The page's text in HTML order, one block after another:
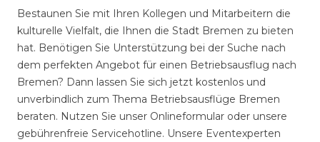
Bestaunen Sie mit Ihren Kollegen und Mitarbeitern die
kulturelle Vielfalt, die Ihnen die Stadt Bremen zu bieten
hat. Benötigen Sie Unterstützung bei der Suche nach
dem perfekten Angebot für einen Betriebsausflug nach
Bremen? Dann lassen Sie sich jetzt kostenlos und
unverbindlich zum Thema Betriebsausflüge Bremen
beraten. Nutzen Sie unser Onlineformular oder unsere
gebührenfreie Servicehotline. Unsere Eventexperten